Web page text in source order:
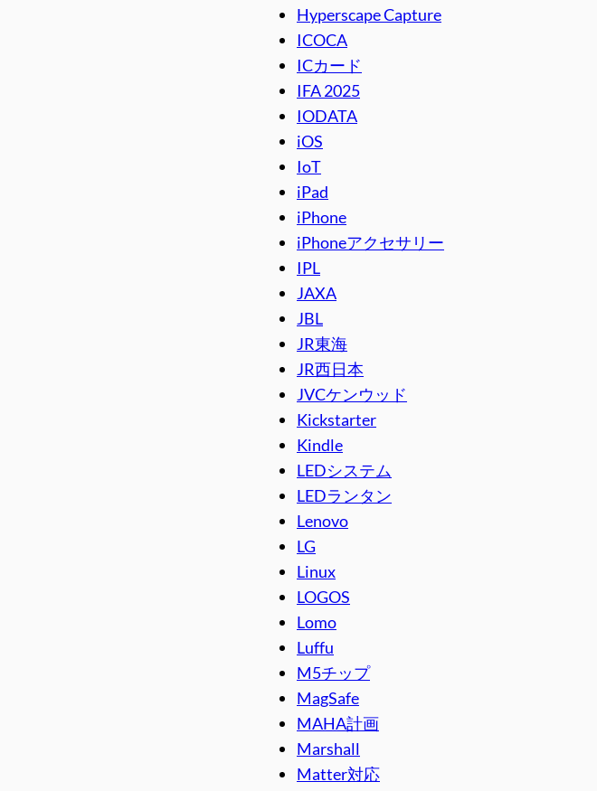
Hyperscape Capture
ICOCA
ICカード
IFA 2025
IODATA
iOS
IoT
iPad
iPhone
iPhoneアクセサリー
IPL
JAXA
JBL
JR東海
JR西日本
JVCケンウッド
Kickstarter
Kindle
LEDシステム
LEDランタン
Lenovo
LG
Linux
LOGOS
Lomo
Luffu
M5チップ
MagSafe
MAHA計画
Marshall
Matter対応